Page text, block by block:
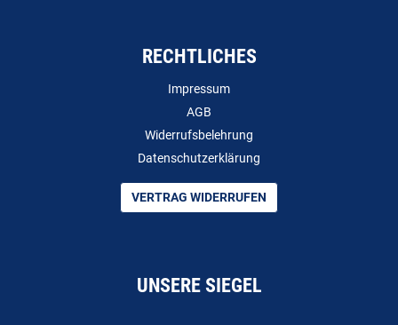
RECHTLICHES
Impressum
AGB
Widerrufsbelehrung
Datenschutzerklärung
VERTRAG WIDERRUFEN
UNSERE SIEGEL